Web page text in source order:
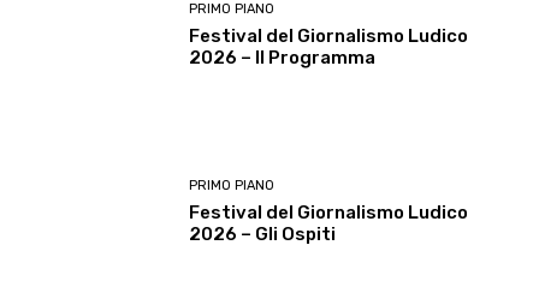
PRIMO PIANO
Festival del Giornalismo Ludico
2026 – Il Programma
PRIMO PIANO
Festival del Giornalismo Ludico
2026 – Gli Ospiti